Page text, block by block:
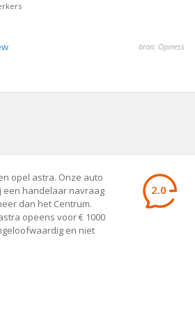
bron: Opiness
opel astra. Onze auto
een handelaar navraag
dan het Centrum.
opeens voor € 1000
en niet
2.0